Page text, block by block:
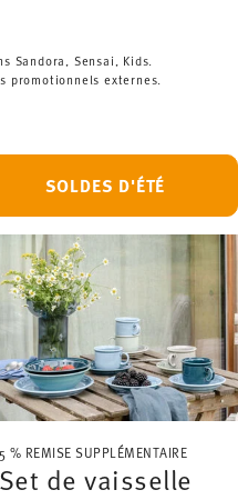
Sandora, Sensai, Kids.
promotionnels externes.
SOLDES D'ÉTÉ
5 % REMISE SUPPLÉMENTAIRE
Set de vaisselle